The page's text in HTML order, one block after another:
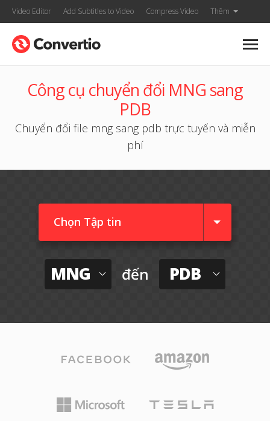
Video Editor Add Subtitles to Video Compress Video Thêm
Công cụ chuyển đổi MNG sang
PDB
Chuyển đổi file mng sang pdb trực tuyến và miễn
phí
Chọn Tập tin
MNG đến PDB